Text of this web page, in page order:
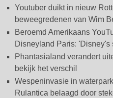
Youtuber duikt in nieuw
beweegredenen van Wim
Beroemd Amerikaans
Disneyland Paris: 'Disney's
Phantasialand verandert
bekijk het verschil
Wespeninvasie in
Rulantica belaagd door